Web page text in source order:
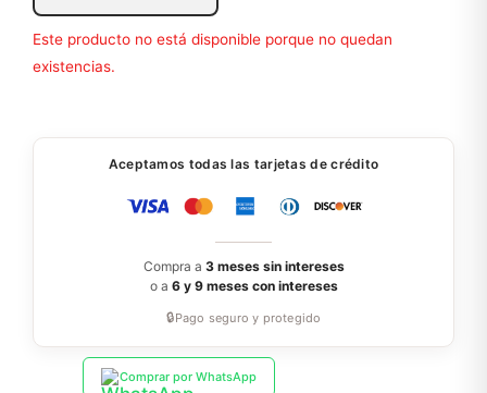
Este producto no está disponible porque no quedan
existencias.
Aceptamos todas las tarjetas de crédito
Compra a 3 meses sin intereses
o a 6 y 9 meses con intereses
🔒Pago seguro y protegido
Comprar por WhatsApp